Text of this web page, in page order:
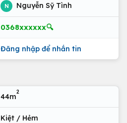
N Nguyễn Sỹ Tình
0368xxxxxx🔍
Đăng nhập để nhắn tin
44m
2
Kiệt / Hẻm